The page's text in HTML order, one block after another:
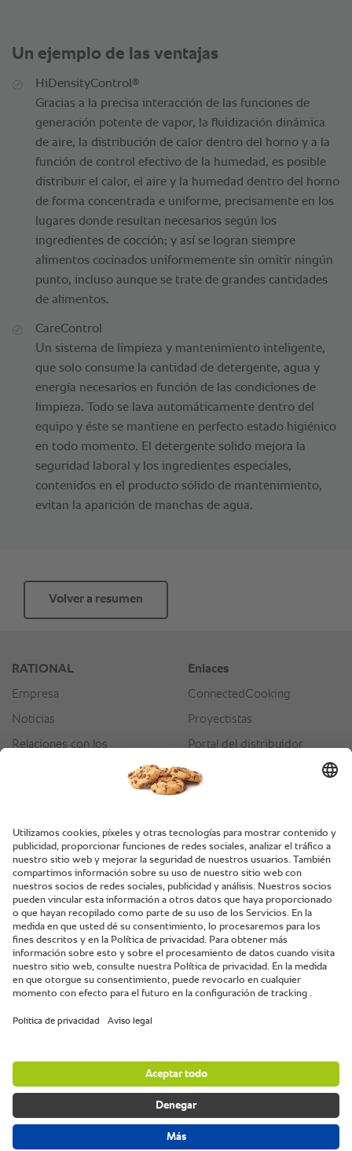
Un ejemplo de las ventajas
HiDensityControl ®
Gracias a la precisa interacción de las funciones de
generación potente de vapor, la fluidización dinámica
de aire, la distribución de calor dentro del horno y a la
función de control efectivo de la humedad, es posible
distribuir el calor, el aire y la humedad dentro del horno
de forma concentrada e uniforme, precisamente en los
lugares donde resultan necesarios según los
ingredientes de cocción; y así se logran siempre
alimentos cocinados uniformemente sin omitir ningún
punto, incluso aunque se trate de grandes cantidades
de alimentos.
CareControl
Un sistema de limpieza y mantenimiento inteligente,
que solo consume la cantidad de detergente, agua y
energía necesarios en función de las condiciones de
limpieza. Todo se lava automáticamente dentro del
equipo y éste se mantiene en perfecto estado higiénico
en todo momento. El detergente solido mejora la
seguridad laboral y los ingredientes especiales,
contenidos en el producto sólido de mantenimiento,
evitan la aparición de manchas de agua.
Volver a resumen